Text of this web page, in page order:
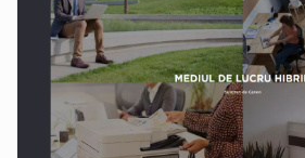
Producatorii si comerciantii care nu se
reglementari…